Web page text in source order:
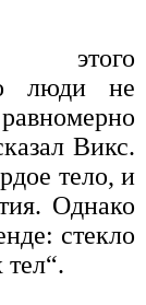
этого
люди не
Викс.
тело, и
Однако
стекло
тел“.